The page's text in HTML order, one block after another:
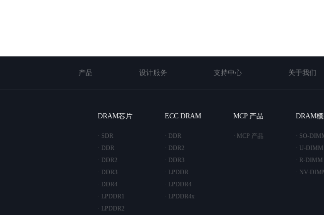
产品 设计服务 支持中心 关于我们
DRAM芯片
· SDR
· DDR
· DDR2
· DDR3
· DDR4
· LPDDR1
· LPDDR2
ECC DRAM
· DDR
· DDR2
· DDR3
· LPDDR
· LPDDR4
· LPDDR4x
MCP 产品
· MCP 产品
DRAM模
· SO-
· U-DIMM
· R-DIMM
· NV-